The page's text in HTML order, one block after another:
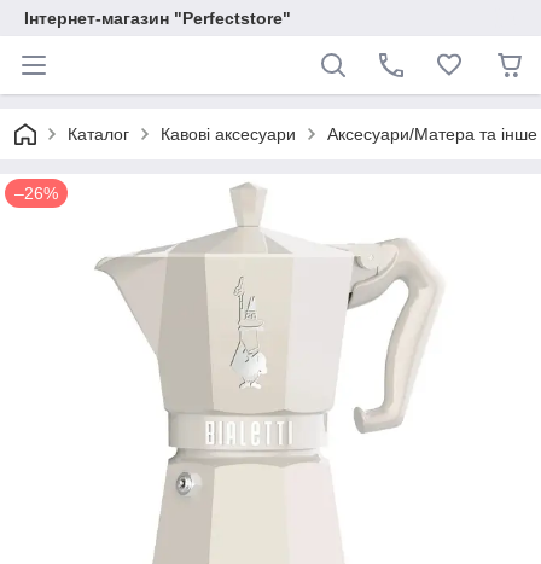
Інтернет-магазин "Perfectstore"
Каталог Кавові аксесуари Аксесуари/Матера та інше
–26%